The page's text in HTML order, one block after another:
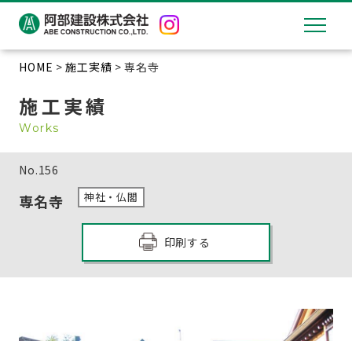
HOME >施工実績 > 専名寺
施工実績
Works
No.156
専名寺 神社・仏閣
印刷する